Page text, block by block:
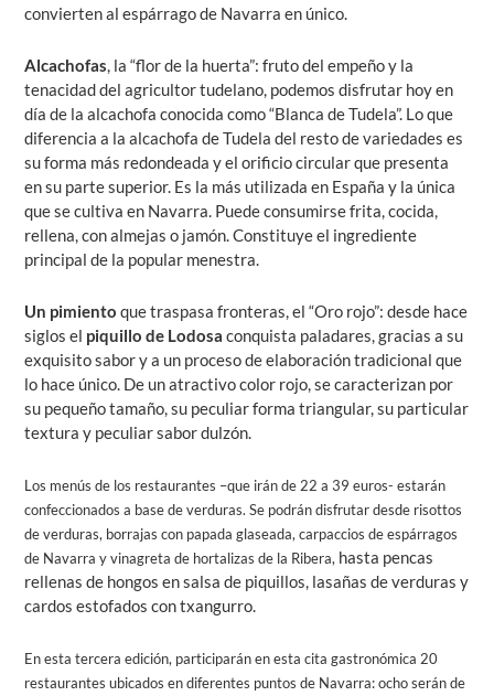
convierten al espárrago de Navarra en único.
Alcachofas, la “flor de la huerta”: fruto del empeño y la
tenacidad del agricultor tudelano, podemos disfrutar hoy en
día de la alcachofa conocida como “Blanca de Tudela”. Lo que
diferencia a la alcachofa de Tudela del resto de variedades es
su forma más redondeada y el orificio circular que presenta
en su parte superior. Es la más utilizada en España y la única
que se cultiva en Navarra. Puede consumirse frita, cocida,
rellena, con almejas o jamón. Constituye el ingrediente
principal de la popular menestra.
Un pimiento que traspasa fronteras, el “Oro rojo”: desde hace
siglos el piquillo de Lodosa conquista paladares, gracias a su
exquisito sabor y a un proceso de elaboración tradicional que
lo hace único. De un atractivo color rojo, se caracterizan por
su pequeño tamaño, su peculiar forma triangular, su particular
textura y peculiar sabor dulzón.
Los menús de los restaurantes –que irán de 22 a 39 euros- estarán
confeccionados a base de verduras. Se podrán disfrutar desde risottos
de verduras, borrajas con papada glaseada, carpaccios de espárragos
de Navarra y vinagreta de hortalizas de la Ribera, hasta pencas
rellenas de hongos en salsa de piquillos, lasañas de verduras y
cardos estofados con txangurro.
En esta tercera edición, participarán en esta cita gastronómica 20
restaurantes ubicados en diferentes puntos de Navarra: ocho serán de